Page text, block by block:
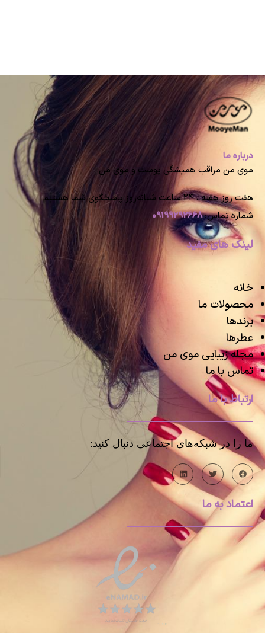
درباره ما
موی من مراقب همیشگی پوست و موی من
هفت روز هفته ، ۲۴ ساعت شبانه‌روز پاسخگوی شما هستیم
شماره تماس:09199292668
لینک های مفید
خانه
محصولات ما
برندها
عطرها
مجله زیبایی موی من
تماس با ما
ارتباط با ما
ما را در شبکه‌های اجتماعی دنبال کنید:
اعتماد به ما